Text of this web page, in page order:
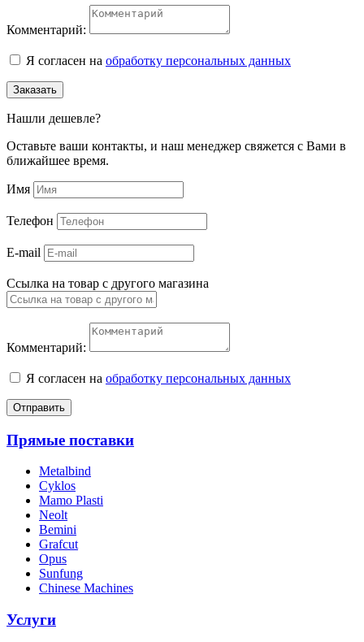
Комментарий:
Я согласен на обработку персональных данных
Заказать
Нашли дешевле?
Оставьте ваши контакты, и наш менеджер свяжется с Вами в
ближайшее время.
Имя
Телефон
E-mail
Ссылка на товар с другого магазина
Комментарий:
Я согласен на обработку персональных данных
Отправить
Прямые поставки
Metalbind
Cyklos
Mamo Plasti
Neolt
Bemini
Grafcut
Opus
Sunfung
Chinese Machines
Услуги